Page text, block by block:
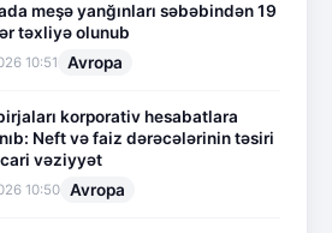
meşə yanğınları səbəbindən 19
təxliyə olunub
10:51 Avropa
korporativ hesabatlara
Neft və faiz dərəcələrinin təsiri
cari vəziyyət
10:50 Avropa